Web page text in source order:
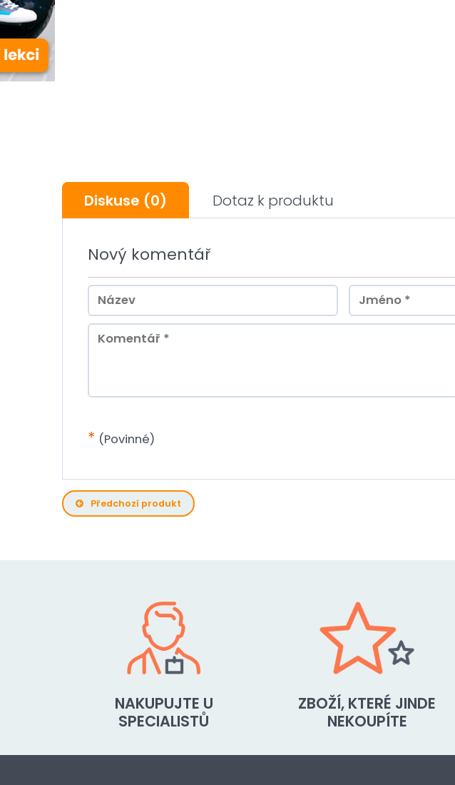
Diskuse (0) Dotaz k produktu
Nový komentář
* (Povinné)
Předchozí produkt
NAKUPUJTE U
SPECIALISTŮ
ZBOŽÍ, KTERÉ JINDE
NEKOUPÍTE